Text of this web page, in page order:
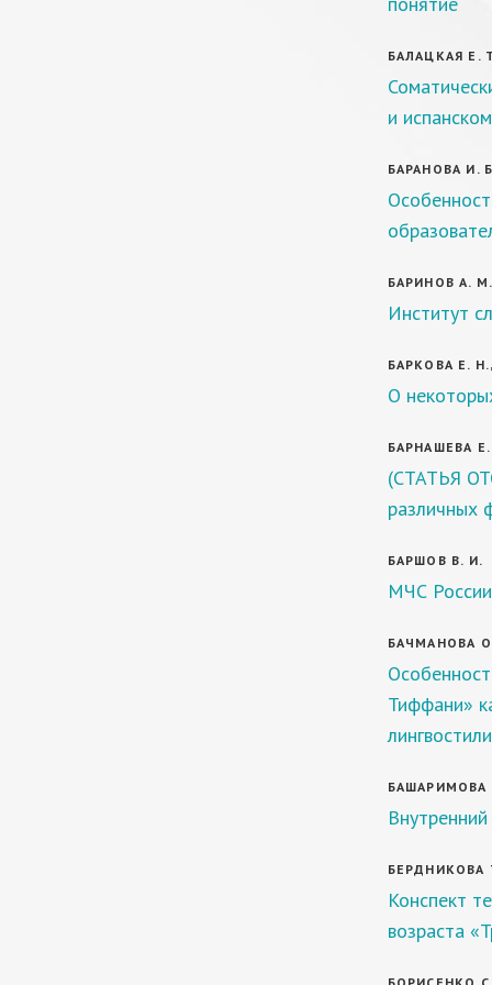
БАЛАЦКАЯ Е.
и
БАРАНОВА И.
БАРИНОВ А.
Институт
БАРКОВА Е.
О
БАРНАШЕВА
(СТАТЬЯ
различных
БАРШОВ В. И.
МЧС
БАЧМАНОВА
Тиффани»
БАШАРИМОВА
БЕРДНИКОВА
Конспект
возраста